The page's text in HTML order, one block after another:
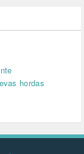
hordas